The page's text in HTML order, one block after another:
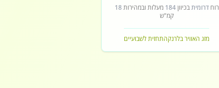
רוחדרומיתבכיוון184 מעלות ובמהירות18
קמ"ש
מזג האוויר בלרנקהתחזית לשבועיים